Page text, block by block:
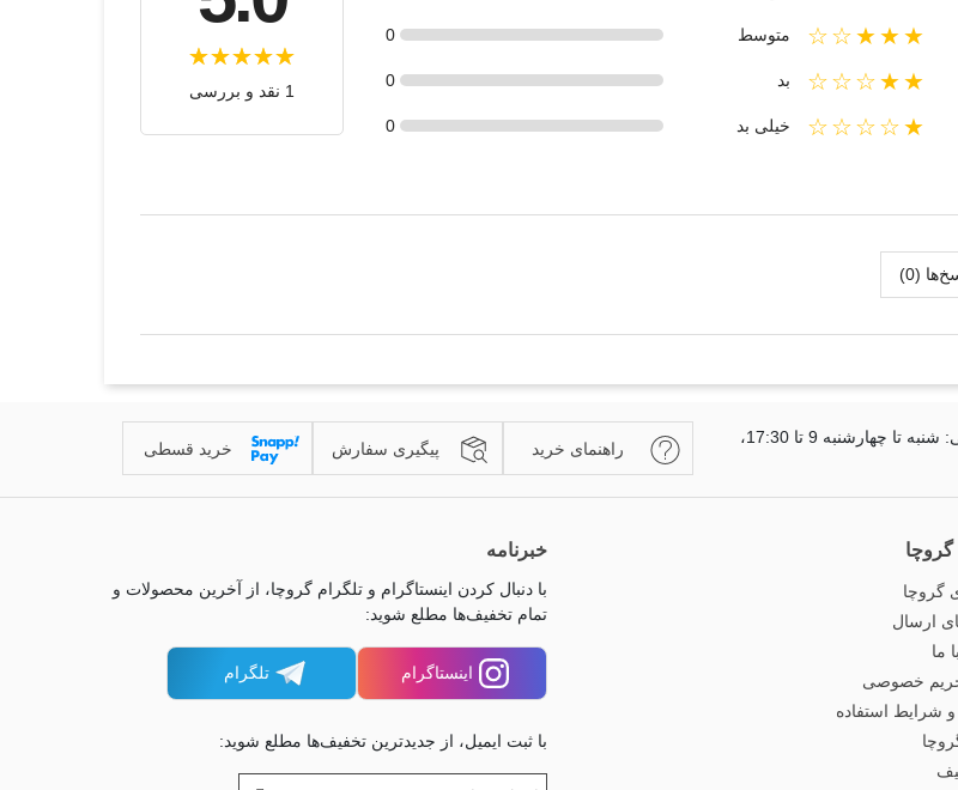
1 نقد و بررسی
★★★☆☆ متوسط 0
★★☆☆☆ بد 0
★☆☆☆☆ خیلی بد 0
(0)
زمان پاسخگویی: شنبه تا چهارشنبه 9 تا 17:30،
راهنمای خرید پیگیری سفارش خرید قسطی
گروچا
گروچا
ارسال
ما
خصوصی
و شرایط استفاده
خبرنامه
با دنبال کردن اینستاگرام و تلگرام گروچا، از آخرین محصولات و
تمام تخفیف‌ها مطلع شوید:
اینستاگرام تلگرام
با ثبت ایمیل، از جدیدترین تخفیف‌ها مطلع شوید: